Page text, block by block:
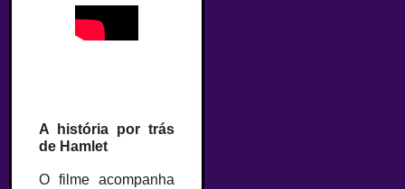
A história por trás
de Hamlet
O filme acompanha